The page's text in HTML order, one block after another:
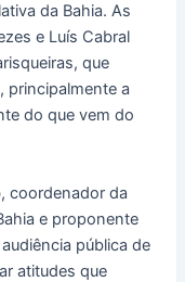
da Bahia. As
e Luís Cabral
que
principalmente a
do que vem do
, coordenador da
e proponente
pública de
atitudes que